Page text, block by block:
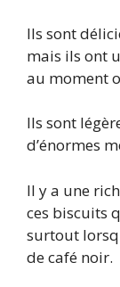
Ils sont
mais ils ont
au moment
Ils sont
d’énormes
Il y a une
ces biscuits
surtout
de café noir.